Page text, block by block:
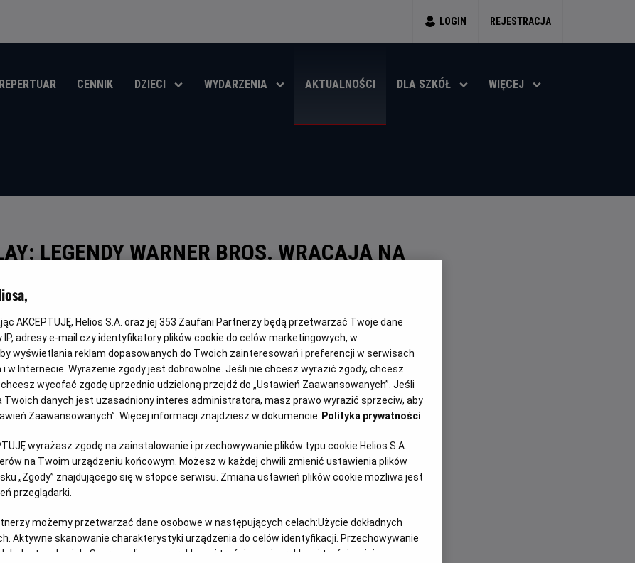
LOGIN REJESTRACJA
REPERTUAR CENNIK DZIECI WYDARZENIA AKTUALNOŚCI DLA SZKÓŁ WIĘCEJ
LEGENDY WARNER BROS. WRACAJĄ NA
miłośników kina na wyjątkową podróż przez historię filmu. W ramach
przygotowaliśmy specjalną wakacyjną odsłonę pod hasłem„Legendy Warner
na ekranach kin Helios zagości sześć ponadczasowych produkcji, które na stałe
kinematografii.
by ponownie przeżyć emocje towarzyszące kultowym seansom lub odkryć je
możliwym wydaniu – na wielkim kinowym ekranie. Co więcej, część
nigdy wcześniej nie była szeroko dostępna w polskich kinach, dlatego dla wielu
szansa, aby zobaczyć je właśnie w kinie. W repertuarze wakacyjnego cyklu
AKCEPTUJĘ, Helios S.A. oraz jej 353 Zaufani Partnerzy będą przetwarzać Twoje dane
adresy e-mail czy identyfikatory plików cookie do celów marketingowych, w
wyświetlania reklam dopasowanych do Twoich zainteresowań i preferencji w serwisach
i w Internecie. Wyrażenie zgody jest dobrowolne. Jeśli nie chcesz wyrazić zgody, chcesz
wycofać zgodę uprzednio udzieloną przejdź do „Ustawień Zaawansowanych”. Jeśli
danych jest uzasadniony interes administratora, masz prawo wyrazić sprzeciw, aby
Zaawansowanych”. Więcej informacji znajdziesz w dokumencie Polityka prywatności
wyrażasz zgodę na zainstalowanie i przechowywanie plików typu cookie Helios S.A.
na Twoim urządzeniu końcowym. Możesz w każdej chwili zmienić ustawienia plików
„Zgody” znajdującego się w stopce serwisu. Zmiana ustawień plików cookie możliwa jest
przeglądarki.
możemy przetwarzać dane osobowe w następujących celach:Użycie dokładnych
Aktywne skanowanie charakterystyki urządzenia do celów identyfikacji. Przechowywanie
dostęp do nich. Spersonalizowane reklamy i treści, pomiar reklam i treści, opinie